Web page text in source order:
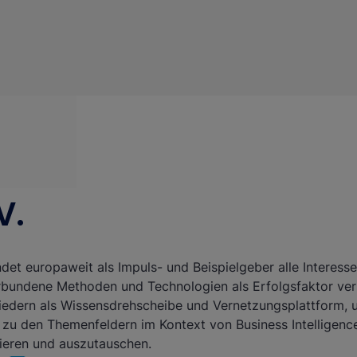
europaweit als Impuls- und Beispielgeber alle
Methoden und Technologien als Erfolgsfaktor
als Wissensdrehscheibe und Vernetzungsplattform,
den Themenfeldern im Kontext von Business
und auszutauschen.